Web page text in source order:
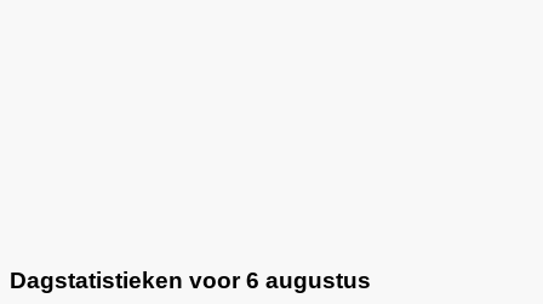
Dagstatistieken voor 6 augustus